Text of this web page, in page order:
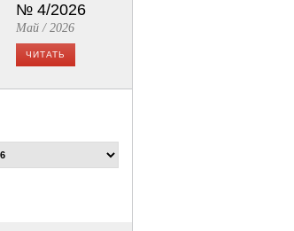
№ 4/2026
Май / 2026
ЧИТАТЬ